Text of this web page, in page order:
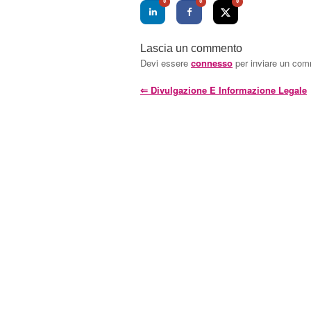
0 0 0
Lascia un commento
Devi essere connesso per inviare un
⇐ Divulgazione E Informazione Legale